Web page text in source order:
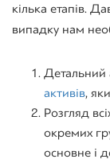
кілька етапів.
випадку нам
Детальний
активів,
Розгляд
окремих
основне і